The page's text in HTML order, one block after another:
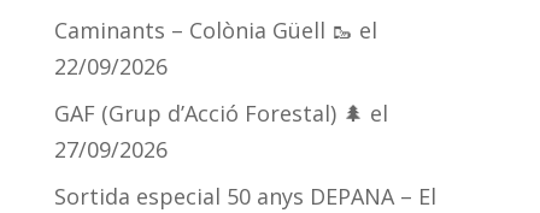
Caminants – Colònia Güell 🥾 el
22/09/2026
GAF (Grup d’Acció Forestal) 🌲 el
27/09/2026
Sortida especial 50 anys DEPANA – El